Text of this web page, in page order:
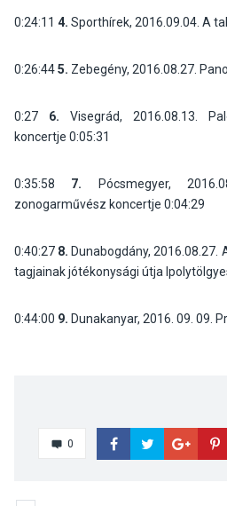
0:24:11 4. Sporthírek, 2016.09.04. A
0:26:445. Zebegény, 2016.08.27.
0:27 6.
Visegrád, 2016.08.13.
koncertje 0:05:31
0:35:58 7.
Pócsmegyer,
zonogarművész koncertje 0:04:29
0:40:27 8. Dunabogdány, 2016.08.27.
tagjainak jótékonysági útja
0:44:00 9. Dunakanyar, 2016. 09. 09.
0